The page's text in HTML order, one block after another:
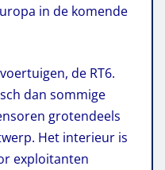
in de komende
de RT6.
dan sommige
grotendeels
Het interieur is
exploitanten